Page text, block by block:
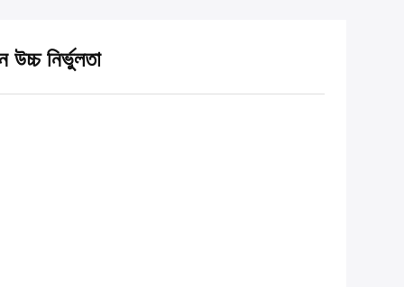
উচ্চ নির্ভুলতা